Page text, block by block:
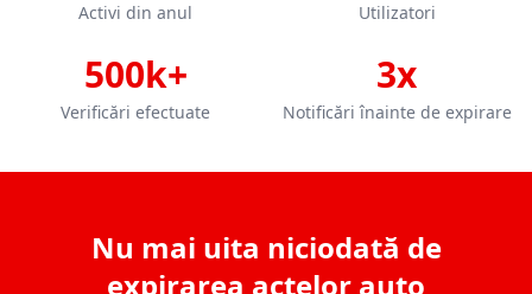
Activi din anul Utilizatori
500k+
Verificări efectuate
3x
Notificări înainte de expirare
Nu mai uita niciodată de
expirarea actelor auto